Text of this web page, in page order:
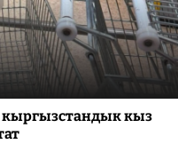
кыргызстандык кыз